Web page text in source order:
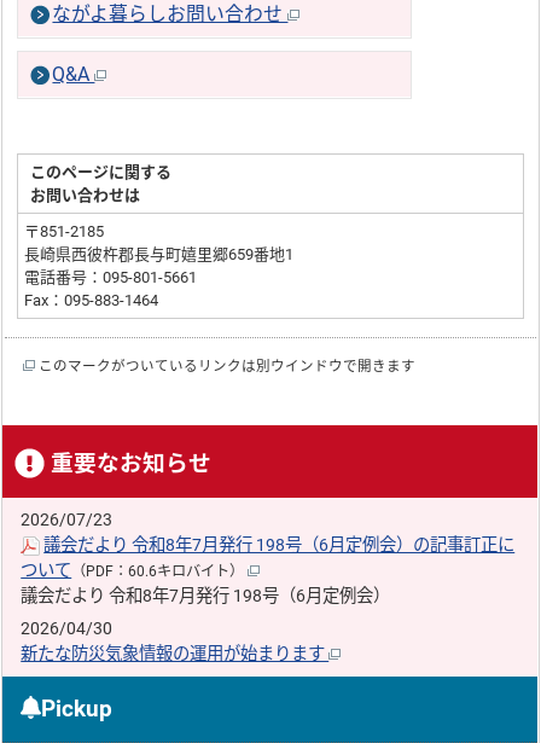
ながよ暮らしお問い合わせ
Q&A
このページに関する
お問い合わせは
〒851-2185
長崎県西彼杵郡長与町嬉里郷659番地1
電話番号：095-801-5661
Fax：095-883-1464
このマークがついているリンクは別ウインドウで開きます
重要なお知らせ
2026/07/23
議会だより 令和8年7月発行 198号（6月定例会）の記事訂正に
ついて （PDF：60.6キロバイト）
議会だより 令和8年7月発行 198号（6月定例会）
2026/04/30
新たな防災気象情報の運用が始まります
Pickup